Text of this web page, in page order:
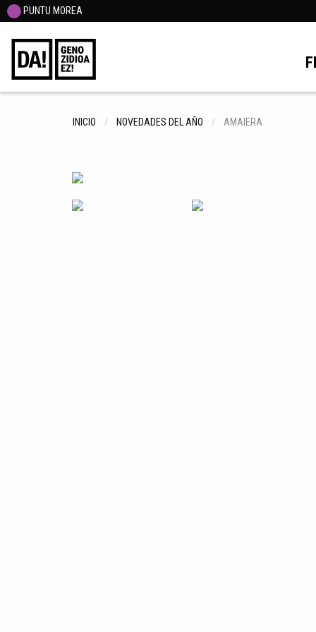
PUNTU MOREA
INICIO NOVEDADES DEL AÑO AMAIERA